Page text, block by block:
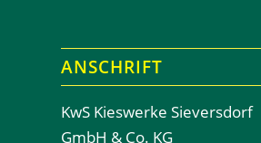
ANSCHRIFT
KwS Kieswerke Sieversdorf
GmbH & Co. KG